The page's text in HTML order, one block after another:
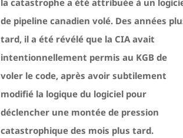
la catastrophe a été attribuée à un
de pipeline canadien volé. Des années
tard, il a été révélé que la CIA avait
intentionnellement permis au KGB de
voler le code, après avoir subtilement
modifié la logique du logiciel pour
déclencher une montée de pression
catastrophique des mois plus tard.